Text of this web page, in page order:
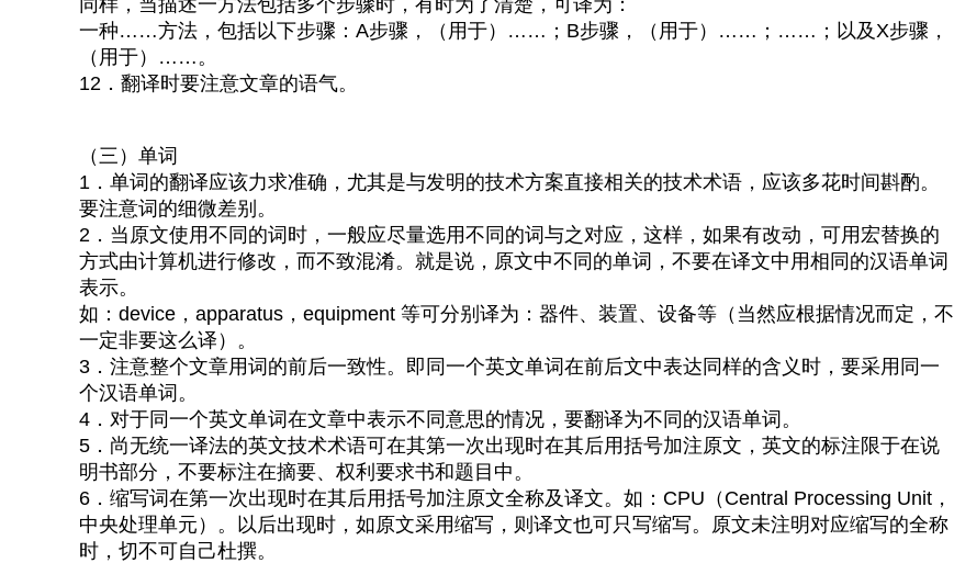
同样，当描述一方法包括多个步骤时，有时为了清楚，可译为：
一种……方法，包括以下步骤：A步骤，（用于）……；B步骤，（用于）……；……；以及X步骤，
（用于）……。
12．翻译时要注意文章的语气。
（三）单词
1．单词的翻译应该力求准确，尤其是与发明的技术方案直接相关的技术术语，应该多花时间斟酌。
要注意词的细微差别。
2．当原文使用不同的词时，一般应尽量选用不同的词与之对应，这样，如果有改动，可用宏替换的
方式由计算机进行修改，而不致混淆。就是说，原文中不同的单词，不要在译文中用相同的汉语单词
表示。
如：device，apparatus，equipment 等可分别译为：器件、装置、设备等（当然应根据情况而定，不
一定非要这么译）。
3．注意整个文章用词的前后一致性。即同一个英文单词在前后文中表达同样的含义时，要采用同一
个汉语单词。
4．对于同一个英文单词在文章中表示不同意思的情况，要翻译为不同的汉语单词。
5．尚无统一译法的英文技术术语可在其第一次出现时在其后用括号加注原文，英文的标注限于在说
明书部分，不要标注在摘要、权利要求书和题目中。
6．缩写词在第一次出现时在其后用括号加注原文全称及译文。如：CPU（Central Processing Unit，
中央处理单元）。以后出现时，如原文采用缩写，则译文也可只写缩写。原文未注明对应缩写的全称
时，切不可自己杜撰。